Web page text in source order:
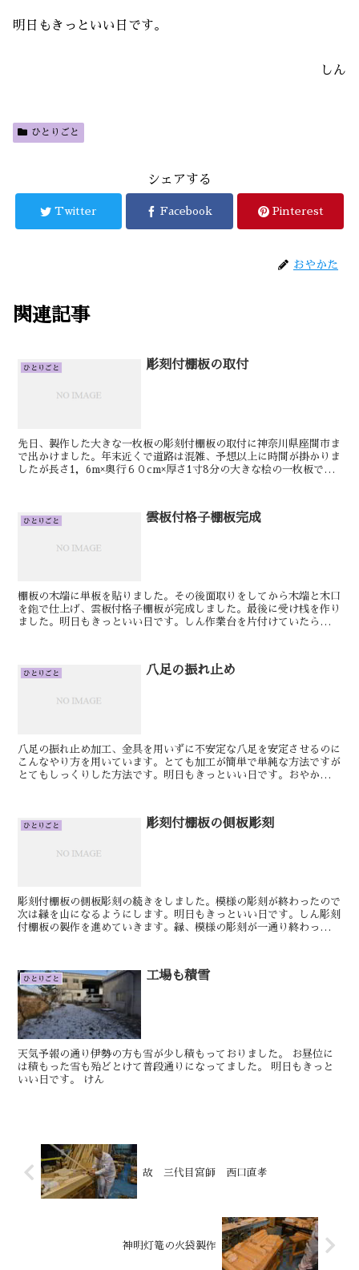
明日もきっといい日です。
しん
ひとりごと
シェアする
Twitter Facebook Pinterest
おやかた
関連記事
ひとりごと 彫刻付棚板の取付
先日、製作した大きな一枚板の彫刻付棚板の取付に神奈川県座間市ま
で出かけました。年末近くで道路は混雑、予想以上に時間が掛かりま
したが長さ1，6m×奥行６０cm×厚さ1寸8分の大きな桧の一枚板で作
ひとりごと 雲板付格子棚板完成
棚板の木端に単板を貼りました。その後面取りをしてから木端と木口
を鉋で仕上げ、雲板付格子棚板が完成しました。最後に受け桟を作り
ました。明日もきっといい日です。しん作業台を片付けていたら最
ひとりごと 八足の振れ止め
八足の振れ止め加工、金具を用いずに不安定な八足を安定させるのに
こんなやり方を用いています。とても加工が簡単で単純な方法ですが
とてもしっくりした方法です。明日もきっといい日です。おやかた
ひとりごと 彫刻付棚板の側板彫刻
彫刻付棚板の側板彫刻の続きをしました。模様の彫刻が終わったので
次は縁を山になるようにします。明日もきっといい日です。しん彫刻
付棚板の製作を進めていきます。縁、模様の彫刻が一通り終わったの
ひとりごと 工場も積雪
天気予報の通り伊勢の方も雪が少し積もっておりました。 お昼位に
は積もった雪も殆どとけて普段通りになってました。 明日もきっと
いい日です。 けん
故 三代目宮師 西口直孝
神明灯篭の火袋製作